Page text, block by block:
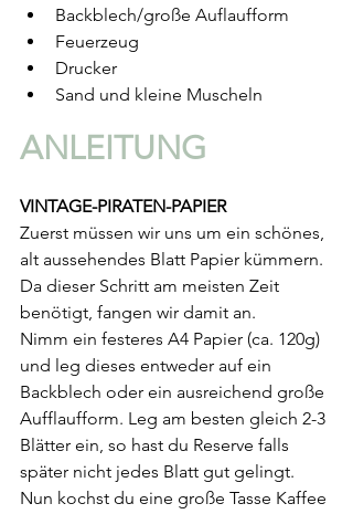
Backblech/große Auflaufform
Feuerzeug
Drucker
Sand und kleine Muscheln
ANLEITUNG
VINTAGE-PIRATEN-PAPIER
Zuerst müssen wir uns um ein schönes,
alt aussehendes Blatt Papier kümmern.
Da dieser Schritt am meisten Zeit
benötigt, fangen wir damit an.
Nimm ein festeres A4 Papier (ca. 120g)
und leg dieses entweder auf ein
Backblech oder ein ausreichend große
Aufflaufform. Leg am besten gleich 2-3
Blätter ein, so hast du Reserve falls
später nicht jedes Blatt gut gelingt.
Nun kochst du eine große Tasse Kaffee